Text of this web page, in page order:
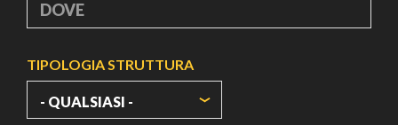
TIPOLOGIA STRUTTURA